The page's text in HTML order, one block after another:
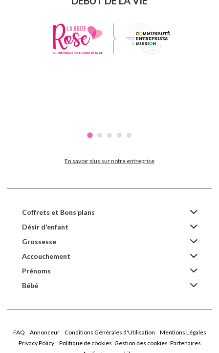
En savoir plus sur notre entreprise
Coffrets et Bons plans
Désir d'enfant
Grossesse
Accouchement
Prénoms
Bébé
FAQ Annonceur Conditions Générales d'Utilisation
Mentions Légales
Privacy Policy
Politique de cookies Gestion des cookies Partenaires